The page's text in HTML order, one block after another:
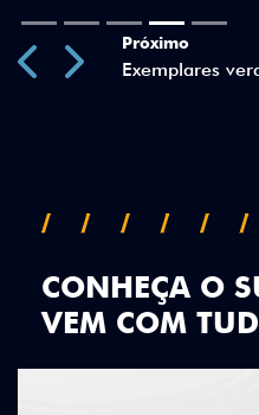
Previous
Next
CONHEÇA O
VEM COM